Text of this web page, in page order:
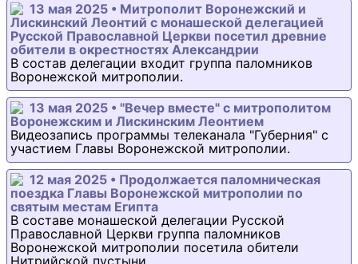
13 мая 2025 • Митрополит Воронежский и
Лискинский Леонтий с монашеской делегацией
Русской Православной Церкви посетил древние
обители в окрестностях Александрии
В состав делегации входит группа паломников
Воронежской митрополии.
13 мая 2025 • "Вечер вместе" с митрополитом
Воронежским и Лискинским Леонтием
Видеозапись программы телеканала "Губерния" с
участием Главы Воронежской митрополии.
12 мая 2025 • Продолжается паломническая
поездка Главы Воронежской митрополии по
святым местам Египта
В составе монашеской делегации Русской
Православной Церкви группа паломников
Воронежской митрополии посетила обители
Нитрийской пустыни.